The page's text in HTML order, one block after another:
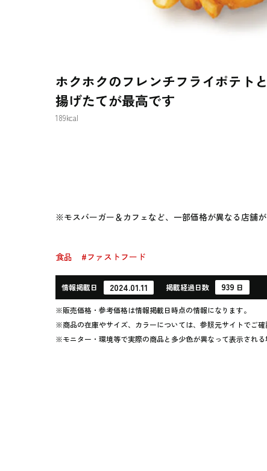
ホクホクのフレンチフライポテト
揚げたてが最高です
189kcal
※モスバーガー＆カフェなど、一部価格が異なる店舗が
食品 #ファストフード
情報掲載日 2024.01.11 掲載経過日数 939 日
※販売価格・参考価格は情報掲載日時点の情報になります。
※商品の在庫やサイズ、カラーについては、参照元サイトでご確
※モニター・環境等で実際の商品と多少色が異なって表示される